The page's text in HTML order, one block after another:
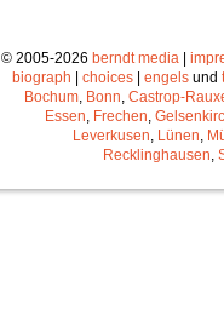
© 2005-2026 berndt media|
biograph
choices engels und
Bochum, Bonn, Castrop-
Essen, Frechen,
Leverkusen, Lünen,
Recklinghausen,